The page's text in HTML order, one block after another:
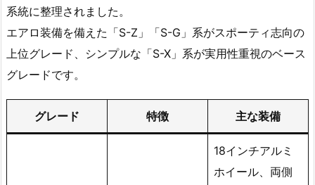
系統に整理されました。
エアロ装備を備えた「S-Z」「S-G」系がスポーティ志向の
上位グレード、シンプルな「S-X」系が実用性重視のベース
グレードです。
グレード 特徴 主な装備
18インチアルミ
ホイール、両側